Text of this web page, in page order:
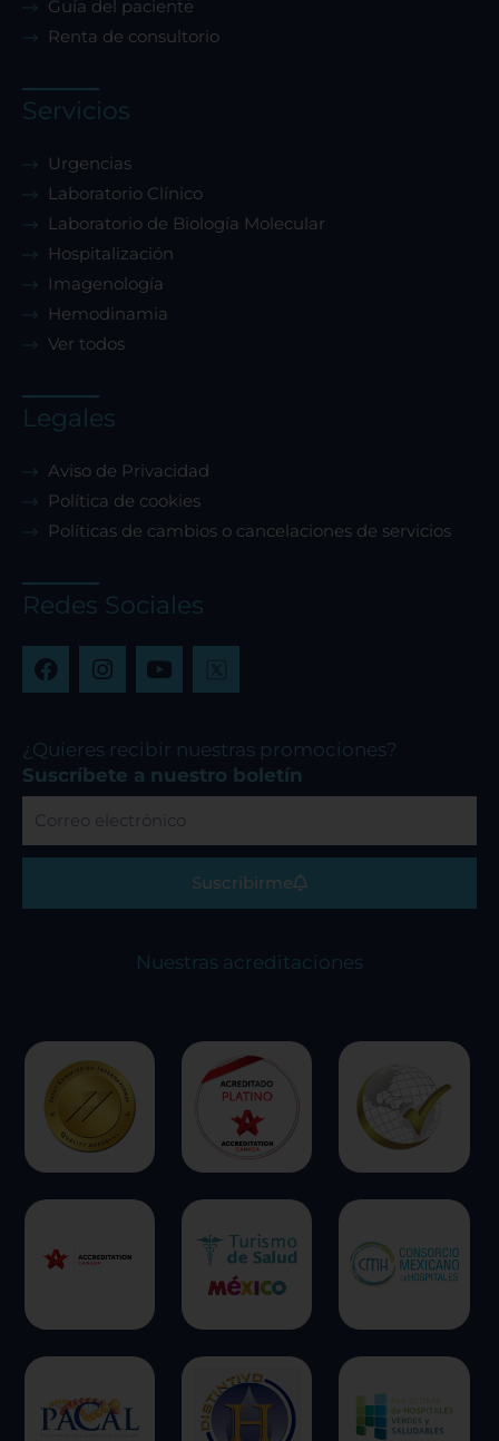
Guía del paciente
Renta de consultorio
Servicios
Urgencias
Laboratorio Clínico
Laboratorio de Biología Molecular
Hospitalización
Imagenología
Hemodinamia
Ver todos
Legales
Aviso de Privacidad
Política de cookies
Políticas de cambios o cancelaciones de servicios
Redes Sociales
F
a
b
o
o
k
I
n
a
g
r
a
m
Y
o
u
b
e
¿Quieres recibir nuestras promociones?
Suscríbete a nuestro boletín
electrónico
Suscribirme
Nuestras acreditaciones